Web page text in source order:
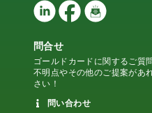
問合せ
ゴールドカードに関するご質
不明点やその他のご提案があ
さい！
問い合わせ